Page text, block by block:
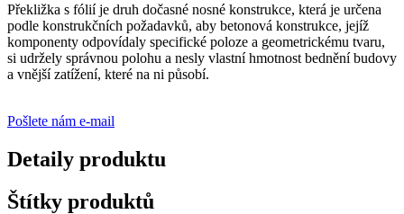
Překližka s fólií je druh dočasné nosné konstrukce, která je určena
podle konstrukčních požadavků, aby betonová konstrukce, jejíž
komponenty odpovídaly specifické poloze a geometrickému tvaru,
si udržely správnou polohu a nesly vlastní hmotnost bednění budovy
a vnější zatížení, které na ni působí.
Pošlete nám e-mail
Detaily produktu
Štítky produktů